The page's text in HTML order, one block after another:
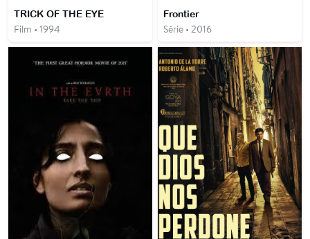
TRICK OF THE EYE
Film • 1994
Frontier
Série • 2016